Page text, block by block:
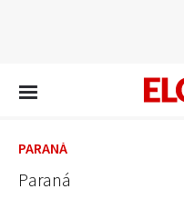
PARANÁ
Paraná